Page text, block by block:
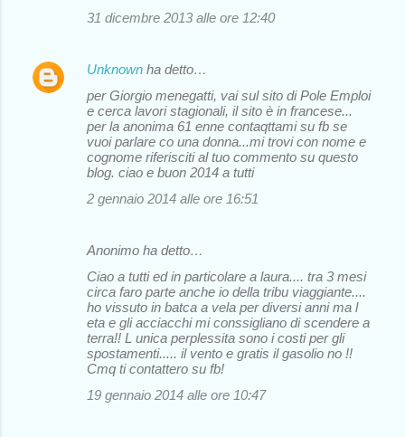
31 dicembre 2013 alle ore 12:40
Unknown ha detto…
per Giorgio menegatti, vai sul sito di Pole Emploi
e cerca lavori stagionali, il sito è in francese...
per la anonima 61 enne contaqttami su fb se
vuoi parlare co una donna...mi trovi con nome e
cognome riferisciti al tuo commento su questo
blog. ciao e buon 2014 a tutti
2 gennaio 2014 alle ore 16:51
Anonimo ha detto…
Ciao a tutti ed in particolare a laura.... tra 3 mesi
circa faro parte anche io della tribu viaggiante....
ho vissuto in batca a vela per diversi anni ma l
eta e gli acciacchi mi conssigliano di scendere a
terra!! L unica perplessita sono i costi per gli
spostamenti..... il vento e gratis il gasolio no !!
Cmq ti contattero su fb!
19 gennaio 2014 alle ore 10:47